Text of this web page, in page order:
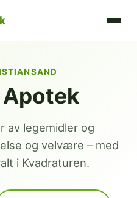
av legemidler og
og velvære – med
i Kvadraturen.